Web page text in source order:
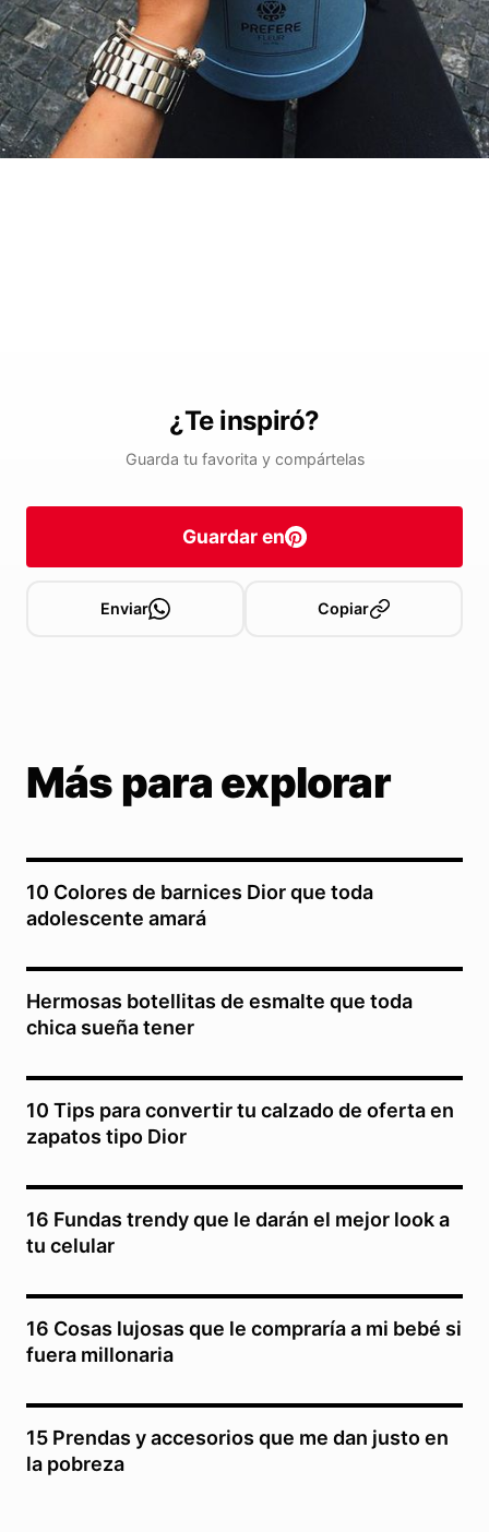
¿Te inspiró?
Guarda tu favorita y compártelas
Guardar en
Enviar Copiar
Más para explorar
10 Colores de barnices Dior que toda
adolescente amará
Hermosas botellitas de esmalte que toda
chica sueña tener
10 Tips para convertir tu calzado de oferta en
zapatos tipo Dior
16 Fundas trendy que le darán el mejor look a
tu celular
16 Cosas lujosas que le compraría a mi bebé si
fuera millonaria
15 Prendas y accesorios que me dan justo en
la pobreza